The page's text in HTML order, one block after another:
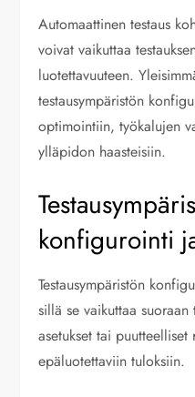
Automaattinen testaus
voivat vaikuttaa
luotettavuuteen.
testausympäristön
optimointiin, työkalujen
ylläpidon haasteisiin.
konfigurointi
Testausympäristön
sillä se vaikuttaa
asetukset tai puutteelliset
epäluotettaviin tuloksiin.